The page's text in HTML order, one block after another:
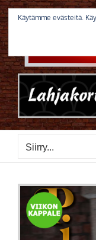
Skip
to
content
Siirry...
Käytämme evästeitä.